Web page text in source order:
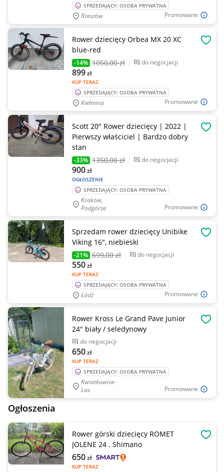
Promowane
SPRZEDAJĄCY: OSOBA PRYWATNA
Rzeszów
Promowane
Rower dziecięcy Orbea MX 20 XC
blue-red
-14% 1050,00 zł do negocjacji
KUP TERAZ
899zł
SPRZEDAJĄCY: OSOBA PRYWATNA
Kiełmina
Promowane
Scott 20" Rower dziecięcy | 2022 |
Pierwszy właściciel | Bardzo dobry
stan
-33% 1350,00 zł do negocjacji
OGŁOSZENIE
900zł
SPRZEDAJĄCY: OSOBA PRYWATNA
Kraków,
Podgórze
Promowane
Sprzedam rower dziecięcy Unibike
Viking 16", niebieski
-21% 699,00 zł do negocjacji
KUP TERAZ
550zł
SPRZEDAJĄCY: OSOBA PRYWATNA
Łódź
Promowane
Rower Kross Le Grand Pave Junior
24" biały / seledynowy
do negocjacji
KUP TERAZ
650zł
SPRZEDAJĄCY: OSOBA PRYWATNA
Kwiatkowice-
Las
Ogłoszenia
Rower górski dziecięcy ROMET
JOLENE 24 . Shimano
KUP TERAZ
650zł